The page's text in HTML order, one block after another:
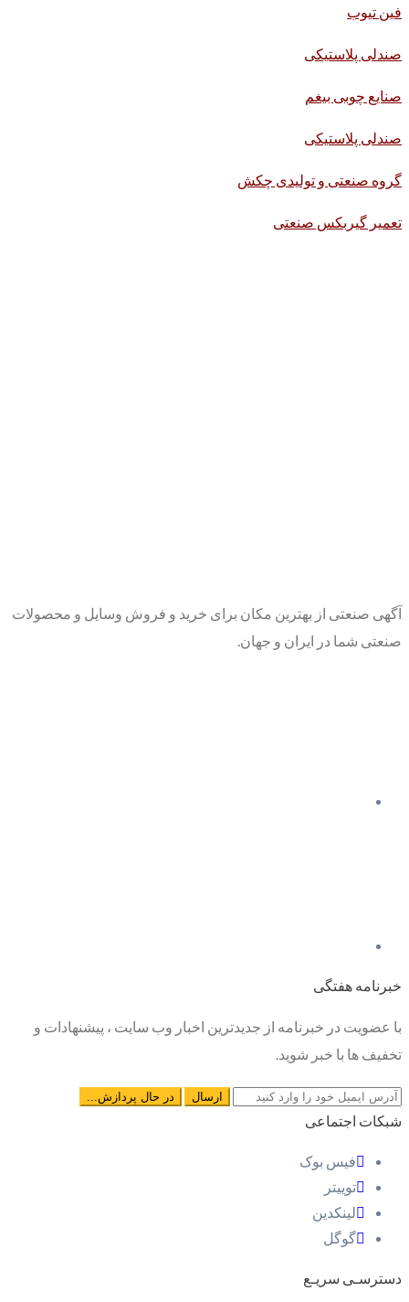
فین تیوب
صندلی پلاستیکی
صنایع چوبی بیغم
صندلی پلاستیکی
گروه صنعتی و تولیدی چکش
تعمیر گیربکس صنعتی
آگهی صنعتی از بهترین مکان برای خرید و فروش وسایل و محصولات
صنعتی شما در ایران و جهان.
خبرنامه هفتگی
با عضویت در خبرنامه از جدیدترین اخبار وب سایت ، پیشنهادات و
تخفیف ها با خبر شوید.
شبکات اجتماعی
فیس بوک
توییتر
لینکدین
گوگل
دسترسـی سریـع